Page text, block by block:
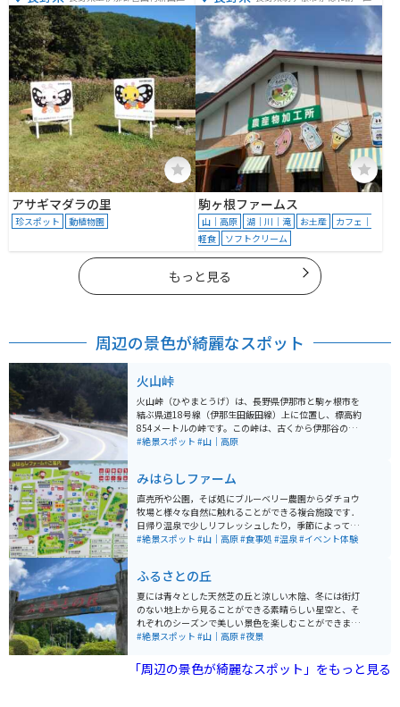
アサギマダラの里
珍スポット 動植物園
駒ヶ根ファームス
山｜高原 湖｜川｜滝 お土産
カフェ｜
軽食
ソフトクリーム
もっと見る
周辺の景色が綺麗なスポット
火山峠
火山峠（ひやまとうげ）は、長野県伊那市と駒ヶ根市を
結ぶ県道18号線（伊那生田飯田線）上に位置し、標高約
854メートルの峠です。この峠は、古くから伊那谷の交
通の要所として利用されてきました。峠の周辺には樹齢
期に建立され、歴史的な趣を感じさせます。 程よいコー
ナーと直線がつづき、バイクやスポーツカーで走るのに
最高の道です。秋は広葉樹の紅葉が綺麗です。オープン
カーでの走行はとても気持ちの良い道です。峠からは南
アルプスの美しい景観を望むことができ、四季折々の自
#絶景スポット #山｜高原
みはらしファーム
直売所や公園，そば処にブルーベリー農園からダチョウ
牧場と様々な自然に触れることができる複合施設です．
日帰り温泉で少しリフレッシュしたり，季節によっては
果物や野菜の収穫体験ができたり，キックバイク体験コ
#絶景スポット #山｜高原#食事処 #温泉#イベント体験
ふるさとの丘
夏には青々とした天然芝の丘と涼しい木陰、冬には街灯
のない地上から見ることができる素晴らしい星空と、そ
れぞれのシーズンで美しい景色を楽しむことができま
す。周辺は民家と田んぼしかないような田舎町であるた
て、静かな田舎の風景を楽しんでみてください。
#絶景スポット #山｜高原#夜景
「周辺の景色が綺麗なスポット」をもっと見る